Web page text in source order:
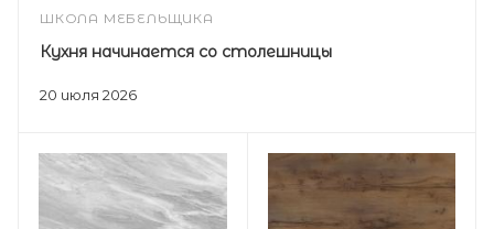
ШКОЛА МЕБЕЛЬЩИКА
20 июля 2026
Кухня начинается со столешницы